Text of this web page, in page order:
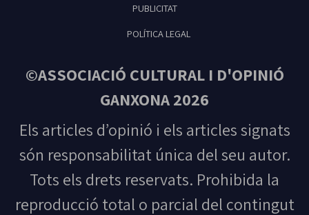
PUBLICITAT
POLÍTICA LEGAL
©ASSOCIACIÓ CULTURAL I D'OPINIÓ
GANXONA 2026
Els articles d’opinió i els articles signats
són responsabilitat única del seu autor.
Tots els drets reservats. Prohibida la
reproducció total o parcial del contingut